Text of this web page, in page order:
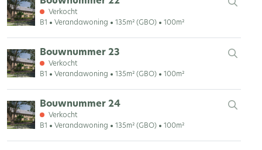
Verkocht
B1
Verandawoning 135m² (GBO) 100m²
Bouwnummer 23
Verkocht
B1
Verandawoning 135m² (GBO) 100m²
Bouwnummer 24
Verkocht
B1
Verandawoning 135m² (GBO) 100m²